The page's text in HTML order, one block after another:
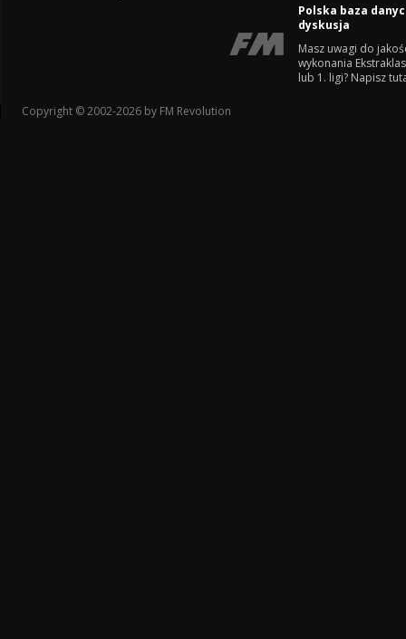
Polska baza
dyskusja
Masz uwagi do
wykonania
lub 1. ligi? Napisz
Copyright © 2002-2026 by FM Revolution